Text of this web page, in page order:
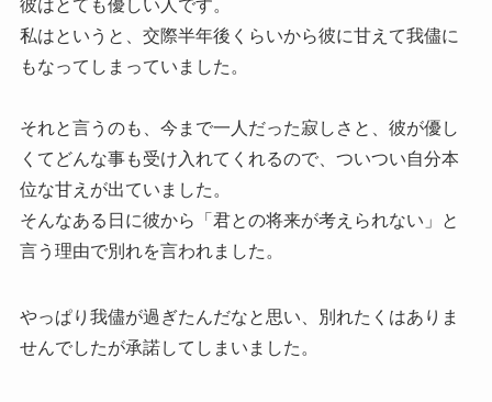
彼はとても優しい人です。
私はというと、交際半年後くらいから彼に甘えて我儘に
もなってしまっていました。
それと言うのも、今まで一人だった寂しさと、彼が優し
くてどんな事も受け入れてくれるので、ついつい自分本
位な甘えが出ていました。
そんなある日に彼から「君との将来が考えられない」と
言う理由で別れを言われました。
やっぱり我儘が過ぎたんだなと思い、別れたくはありま
せんでしたが承諾してしまいました。